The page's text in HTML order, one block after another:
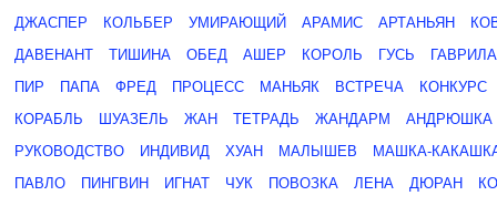
ДЖАСПЕР КОЛЬБЕР УМИРАЮЩИЙ АРАМИС АРТАНЬЯН
ДАВЕНАНТ
ТИШИНА ОБЕД АШЕР КОРОЛЬ ГУСЬ
ГАВРИЛА
ПИР
ПАПА ФРЕД ПРОЦЕСС МАНЬЯК ВСТРЕЧА
КОНКУРС
КОРАБЛЬ
ШУАЗЕЛЬ ЖАН ТЕТРАДЬ ЖАНДАРМ
АНДРЮШКА
РУКОВОДСТВО
ИНДИВИД ХУАН МАЛЫШЕВ
МАШКА-
ПАВЛО
ПИНГВИН ИГНАТ ЧУК ПОВОЗКА ЛЕНА ДЮРАН